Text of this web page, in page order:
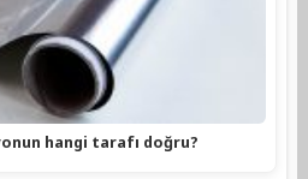
hangi tarafı doğru?